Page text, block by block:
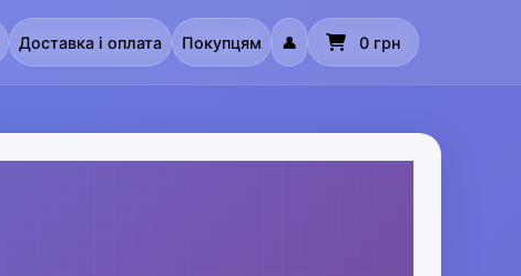
Доставка і оплата Покупцям 👤 0 грн